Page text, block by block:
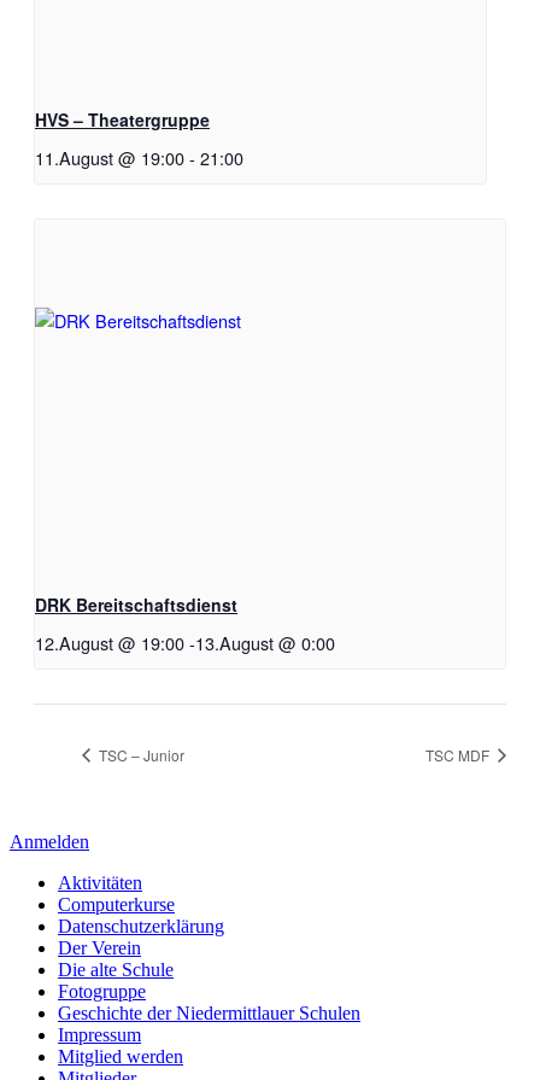
HVS – Theatergruppe
11.August @ 19:00- 21:00
DRK Bereitschaftsdienst
12.August @ 19:00-13.August @ 0:00
TSC – Junior TSC MDF
Anmelden
Aktivitäten
Computerkurse
Datenschutzerklärung
Der Verein
Die alte Schule
Fotogruppe
Geschichte der Niedermittlauer Schulen
Impressum
Mitglied werden